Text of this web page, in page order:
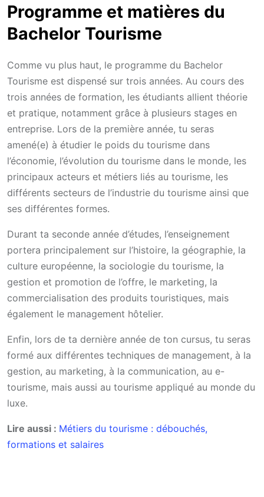
Programme et matières du
Bachelor Tourisme
Comme vu plus haut, le programme du Bachelor
Tourisme est dispensé sur trois années. Au cours des
trois années de formation, les étudiants allient théorie
et pratique, notamment grâce à plusieurs stages en
entreprise. Lors de la première année, tu seras
amené(e) à étudier le poids du tourisme dans
l’économie, l’évolution du tourisme dans le monde, les
principaux acteurs et métiers liés au tourisme, les
différents secteurs de l’industrie du tourisme ainsi que
ses différentes formes.
Durant ta seconde année d’études, l’enseignement
portera principalement sur l’histoire, la géographie, la
culture européenne, la sociologie du tourisme, la
gestion et promotion de l’offre, le marketing, la
commercialisation des produits touristiques, mais
également le management hôtelier.
Enfin, lors de ta dernière année de ton cursus, tu seras
formé aux différentes techniques de management, à la
gestion, au marketing, à la communication, au e-
tourisme, mais aussi au tourisme appliqué au monde du
luxe.
Lire aussi : Métiers du tourisme : débouchés,
formations et salaires